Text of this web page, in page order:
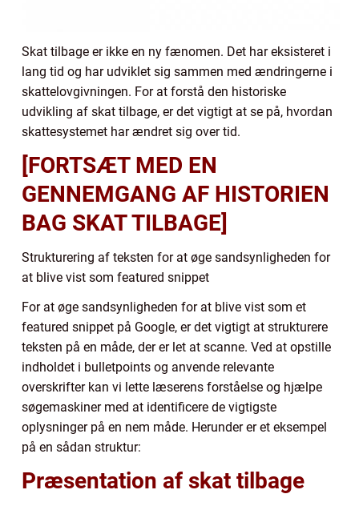
Skat tilbage er ikke en ny fænomen. Det har eksisteret i
lang tid og har udviklet sig sammen med ændringerne i
skattelovgivningen. For at forstå den historiske
udvikling af skat tilbage, er det vigtigt at se på, hvordan
skattesystemet har ændret sig over tid.
[FORTSÆT MED EN
GENNEMGANG AF HISTORIEN
BAG SKAT TILBAGE]
Strukturering af teksten for at øge sandsynligheden for
at blive vist som featured snippet
For at øge sandsynligheden for at blive vist som et
featured snippet på Google, er det vigtigt at strukturere
teksten på en måde, der er let at scanne. Ved at opstille
indholdet i bulletpoints og anvende relevante
overskrifter kan vi lette læserens forståelse og hjælpe
søgemaskiner med at identificere de vigtigste
oplysninger på en nem måde. Herunder er et eksempel
på en sådan struktur:
Præsentation af skat tilbage